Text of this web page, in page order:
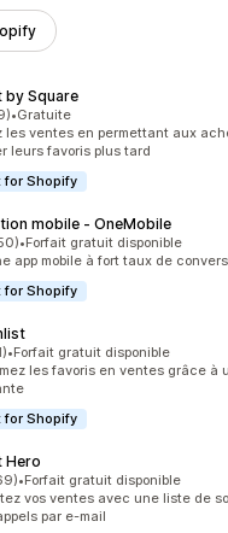
by Square
sur 5
total
•Gratuite
les ventes en permettant aux
leurs favoris plus tard
for Shopify
mobile ‑ OneMobile
sur 5
au total
•Forfait gratuit disponible
app mobile à fort taux de
for Shopify
sur 5
total
•Forfait gratuit disponible
les favoris en ventes grâce à
for Shopify
Hero
sur 5
au total
•Forfait gratuit disponible
vos ventes avec une liste de
par e-mail